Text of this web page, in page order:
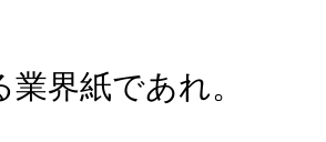
界紙であれ。